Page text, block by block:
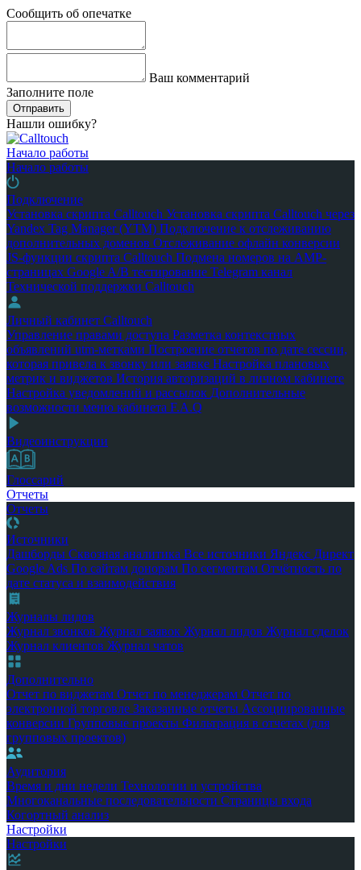
Сообщить об опечатке
Ваш комментарий
Заполните поле
Отправить
Нашли ошибку?
Начало работы
Начало работы
Подключение
Установка скрипта Calltouch Установка скрипта Calltouch через
Yandex Tag Manager (YTM) Подключение к отслеживанию
дополнительных доменов Отслеживание офлайн конверсии
JS-функции скрипта Calltouch Подмена номеров на AMP-
страницах Google A/B тестирование Telegram канал
Технической поддержки Calltouch
Личный кабинет Calltouch
Управление правами доступа Разметка контекстных
объявлений utm-метками Построение отчетов по дате сессии,
которая привела к звонку или заявке Настройка плановых
метрик и виджетов История авторизаций в личном кабинете
Настройка уведомлений и рассылок Дополнительные
возможности меню кабинета F.A.Q
Видеоинструкции
Глоссарий
Отчеты
Отчеты
Источники
Дашборды Сквозная аналитика Все источники Яндекс Директ
Google Ads По сайтам донорам По сегментам Отчётность по
дате статуса и взаимодействия
Журналы лидов
Журнал звонков Журнал заявок Журнал лидов Журнал сделок
Журнал клиентов Журнал чатов
Дополнительно
Отчет по виджетам Отчет по менеджерам Отчет по
электронной торговле Заказанные отчеты Ассоциированные
конверсии Групповые проекты Фильтрация в отчетах (для
групповых проектов)
Аудитория
Время и дни недели Технологии и устройства
Многоканальные последовательности Страницы входа
Когортный анализ
Настройки
Настройки